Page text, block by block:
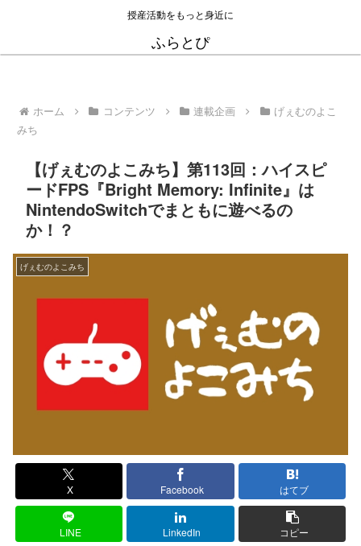
授産活動をもっと身近に
ふらとぴ
ホーム コンテンツ 連載企画
げぇむのよこ
みち
【げぇむのよこみち】第113回：ハイスピ
ードFPS『Bright Memory: Infinite』は
NintendoSwitchでまともに遊べるの
か！？
げぇむのよこみち
X Facebook はてブ
LINE LinkedIn コピー